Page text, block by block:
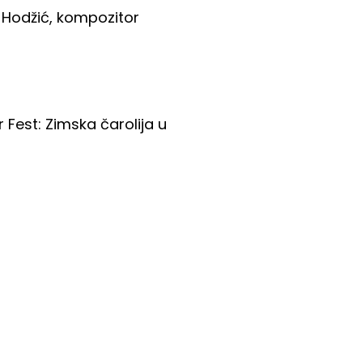
kompozitor
Zimska čarolija u